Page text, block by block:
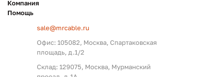
Компания
Помощь
sale@mrcable.ru
Офис: 105082, Москва, Спартаковская
площадь, д.1/2
Склад: 129075, Москва, Мурманский